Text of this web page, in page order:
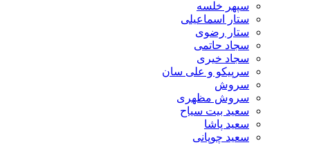
سپهر خلسه
ستار اسماعیلی
ستار رضوی
سجاد حاتمی
سجاد خیری
سرپیکو و علی سان
سروش
سروش مظهری
سعید بیت سیاح
سعید پاشا
سعید چوپانی